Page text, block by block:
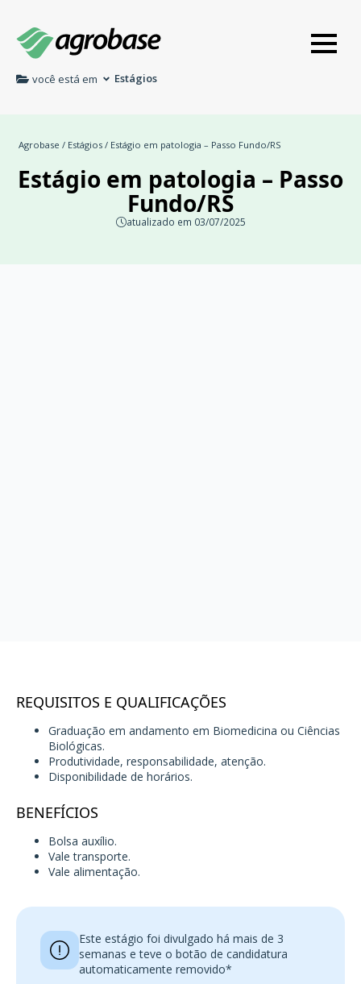
você está em Estágios
Agrobase / Estágios / Estágio em patologia – Passo Fundo/RS
Estágio em patologia – Passo
Fundo/RS
atualizado em 03/07/2025
REQUISITOS E QUALIFICAÇÕES
Graduação em andamento em Biomedicina ou Ciências
Biológicas.
Produtividade, responsabilidade, atenção.
Disponibilidade de horários.
BENEFÍCIOS
Bolsa auxílio.
Vale transporte.
Vale alimentação.
Este estágio foi divulgado há mais de 3
semanas e teve o botão de candidatura
automaticamente removido*